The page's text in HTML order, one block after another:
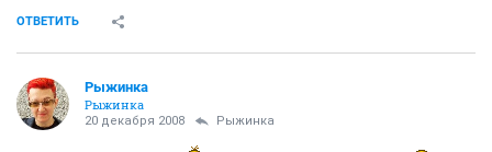
ОТВЕТИТЬ
Рыжинка
Рыжинка
20 декабря 2008 Рыжинка